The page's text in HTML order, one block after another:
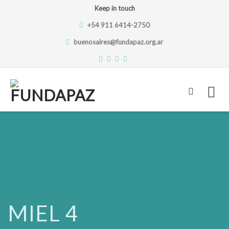
Keep in touch
+54 911 6414-2750
buenosaires@fundapaz.org.ar
Skip
MIEL 4